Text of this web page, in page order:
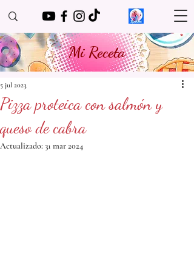
Mi Receta
Pizza proteica con salmón y
queso de cabra
5 jul 2023
Actualizado: 31 mar 2024